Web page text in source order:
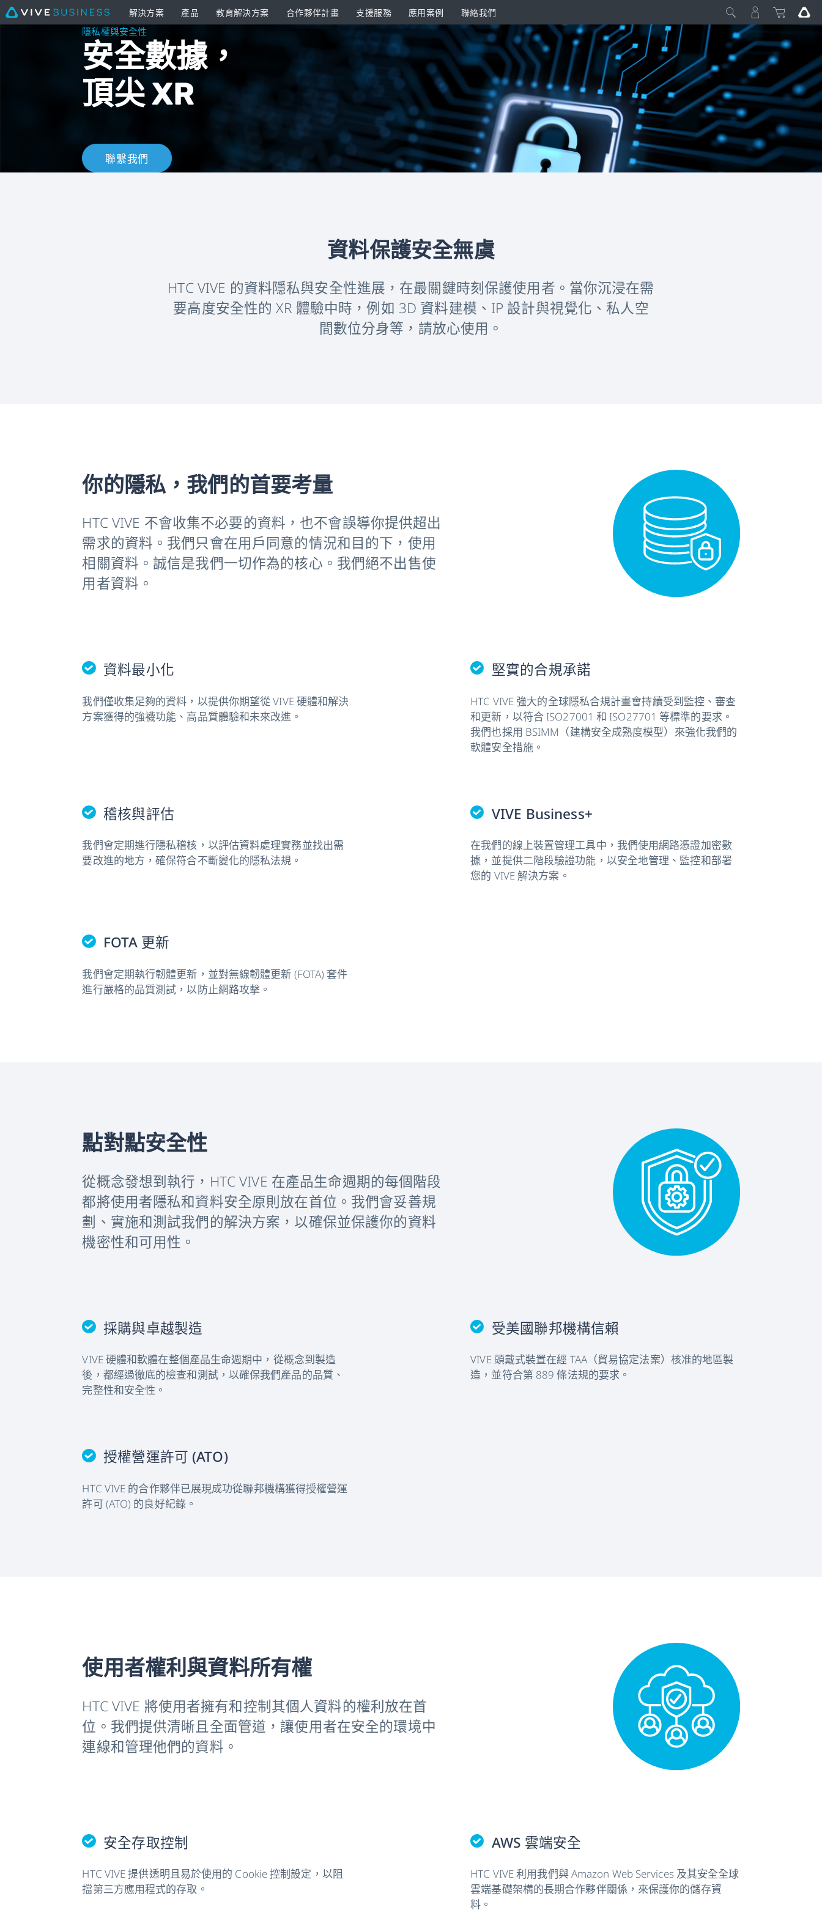
解決方案 產品 教育解決方案 合作夥伴計畫 支援服務 應用案例 聯絡我們
隱私權與安全性
安全數據，
頂尖 XR
聯繫我們
資料保護安全無虞
HTC VIVE 的資料隱私與安全性進展，在最關鍵時刻保護使用者。當你沉浸在需
要高度安全性的 XR 體驗中時，例如 3D 資料建模、IP 設計與視覺化、私人空
間數位分身等，請放心使用。
你的隱私，我們的首要考量
HTC VIVE 不會收集不必要的資料，也不會誤導你提供超出
需求的資料。我們只會在用戶同意的情況和目的下，使用
相關資料。誠信是我們一切作為的核心。我們絕不出售使
用者資料。
資料最小化
我們僅收集足夠的資料，以提供你期望從 VIVE 硬體和解決
方案獲得的強襪功能、高品質體驗和未來改進。
堅實的合規承諾
HTC VIVE 強大的全球隱私合規計畫會持續受到監控、審查
和更新，以符合 ISO27001 和 ISO27701 等標準的要求。
我們也採用 BSIMM（建構安全成熟度模型）來強化我們的
軟體安全措施。
稽核與評估
我們會定期進行隱私稽核，以評估資料處理實務並找出需
要改進的地方，確保符合不斷變化的隱私法規。
VIVE Business+
在我們的線上裝置管理工具中，我們使用網路憑證加密數
據，並提供二階段驗證功能，以安全地管理、監控和部署
您的 VIVE 解決方案。
FOTA 更新
我們會定期執行韌體更新，並對無線韌體更新 (FOTA) 套件
進行嚴格的品質測試，以防止網路攻擊。
點對點安全性
從概念發想到執行，HTC VIVE 在產品生命週期的每個階段
都將使用者隱私和資料安全原則放在首位。我們會妥善規
劃、實施和測試我們的解決方案，以確保並保護你的資料
機密性和可用性。
採購與卓越製造
VIVE 硬體和軟體在整個產品生命週期中，從概念到製造
後，都經過徹底的檢查和測試，以確保我們產品的品質、
完整性和安全性。
受美國聯邦機構信賴
VIVE 頭戴式裝置在經 TAA（貿易協定法案）核准的地區製
造，並符合第 889 條法規的要求。
授權營運許可 (ATO)
HTC VIVE 的合作夥伴已展現成功從聯邦機構獲得授權營運
許可 (ATO) 的良好紀錄。
使用者權利與資料所有權
HTC VIVE 將使用者擁有和控制其個人資料的權利放在首
位。我們提供清晰且全面管道，讓使用者在安全的環境中
連線和管理他們的資料。
安全存取控制
HTC VIVE 提供透明且易於使用的 Cookie 控制設定，以阻
擋第三方應用程式的存取。
AWS 雲端安全
HTC VIVE 利用我們與 Amazon Web Services 及其安全全球
雲端基礎架構的長期合作夥伴關係，來保護你的儲存資
料。